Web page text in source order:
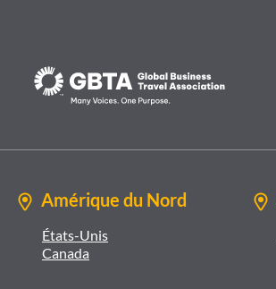
Amérique du Nord
États-Unis
Canada